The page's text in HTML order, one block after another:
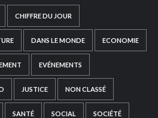
CHIFFRE DU JOUR
DANS LE MONDE ECONOMIE
EVÉNEMENTS
JUSTICE NON CLASSÉ
SANTÉ SOCIAL SOCIÉTÉ